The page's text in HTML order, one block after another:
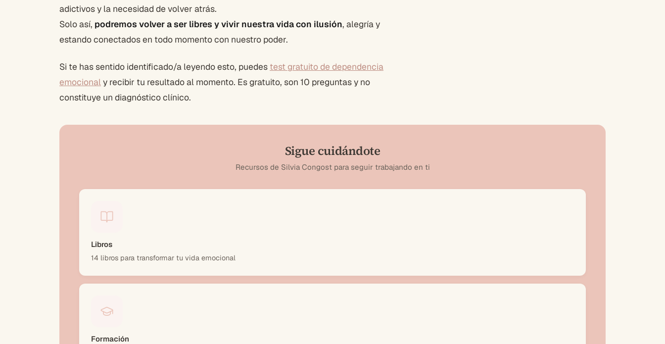
adictivos y la necesidad de volver atrás.
Solo así, podremos volver a ser libres y vivir nuestra vida con ilusión, alegría y
estando conectados en todo momento con nuestro poder.
Si te has sentido identificado/a leyendo esto, puedes test gratuito de dependencia
emocional y recibir tu resultado al momento. Es gratuito, son 10 preguntas y no
constituye un diagnóstico clínico.
Sigue cuidándote
Recursos de Silvia Congost para seguir trabajando en ti
Libros
14 libros para transformar tu vida emocional
Formación